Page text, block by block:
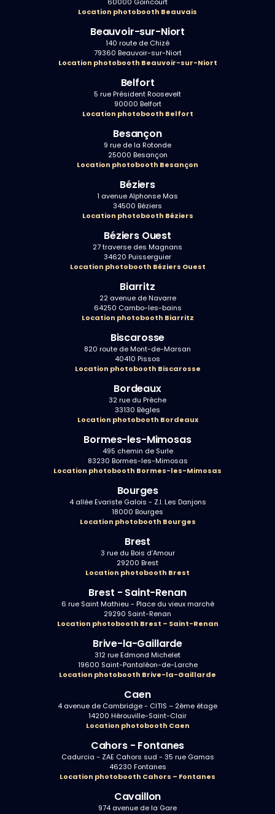
Location photobooth Beauvais
Beauvoir-sur-Niort
140 route de Chizé
79360 Beauvoir-sur-Niort
Location photobooth Beauvoir-sur-Niort
Belfort
5 rue Président Roosevelt
90000 Belfort
Location photobooth Belfort
Besançon
9 rue de la Rotonde
25000 Besançon
Location photobooth Besançon
Béziers
1 avenue Alphonse Mas
34500 Béziers
Location photobooth Béziers
Béziers Ouest
27 traverse des Magnans
34620 Puisserguier
Location photobooth Béziers Ouest
Biarritz
22 avenue de Navarre
64250 Cambo-les-bains
Location photobooth Biarritz
Biscarosse
820 route de Mont-de-Marsan
40410 Pissos
Location photobooth Biscarosse
Bordeaux
32 rue du Prèche
33130 Bègles
Location photobooth Bordeaux
Bormes-les-Mimosas
495 chemin de Surle
83230 Bormes-les-Mimosas
Location photobooth Bormes-les-Mimosas
Bourges
4 allée Evariste Galois - Z.I. Les Danjons
18000 Bourges
Location photobooth Bourges
Brest
3 rue du Bois d’Amour
29200 Brest
Location photobooth Brest
Brest - Saint-Renan
6 rue Saint Mathieu - Place du vieux marché
29290 Saint-Renan
Location photobooth Brest – Saint-Renan
Brive-la-Gaillarde
312 rue Edmond Michelet
19600 Saint-Pantaléon-de-Larche
Location photobooth Brive-la-Gaillarde
Caen
4 avenue de Cambridge - CITIS – 2ème étage
14200 Hérouville-Saint-Clair
Location photobooth Caen
Cahors - Fontanes
Cadurcia - ZAE Cahors sud - 35 rue Gamas
46230 Fontanes
Location photobooth Cahors – Fontanes
Cavaillon
974 avenue de la Gare